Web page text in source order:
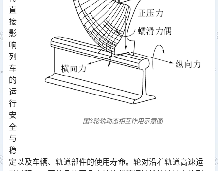
图3轮轨动态相互作用示意图
直
接
影
响
列
车
的
运
行
安
全
与
稳
定以及车辆、轨道部件的使用寿命。轮对沿着轨道高速运